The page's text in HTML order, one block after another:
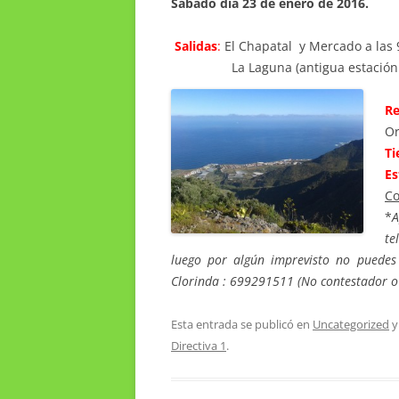
Salidas: El Chapatal y Mercado a las
La Laguna (antigua estación
*
luego por algún imprevisto no
Clorinda : 699291511 (No contestador
Esta entrada se publicó en Uncategorized
Directiva 1.